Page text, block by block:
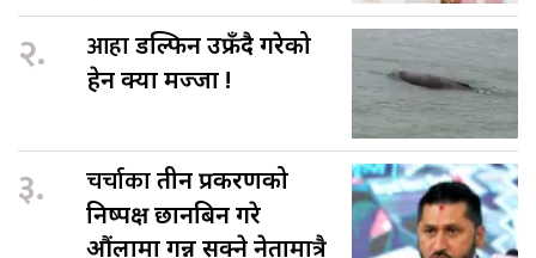
२. आहाडल्फिन उफ्रँदै गरेको
हेर्न क्या मज्जा !
३. चर्चाकातीन प्रकरणको
निष्पक्ष छानबिन गरे
औंलामा गन्न सक्ने नेतामात्रै